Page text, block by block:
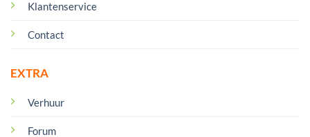
Klantenservice
Contact
EXTRA
Verhuur
Forum